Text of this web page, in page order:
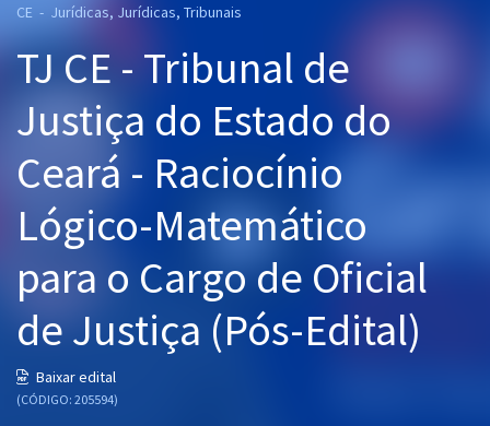
Cursos 20% OFF
Pós
Graduação
OAB
Questões grátis
Blog
CE - Jurídicas, Jurídicas, Tribunais
TJ CE - Tribunal de
Justiça do Estado do
Ceará - Raciocínio
Lógico-Matemático
para o Cargo de Oficial
de Justiça (Pós-Edital)
Baixar edital
(CÓDIGO: 205594)